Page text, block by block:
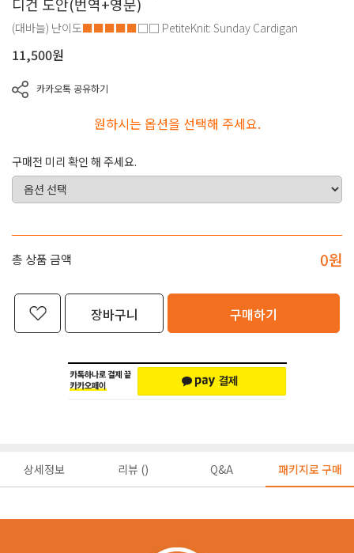
(대바늘) 난이도■■■■■□□ PetiteKnit: Sunday Cardigan
11,500원
카카오톡 공유하기
원하시는 옵션을 선택해 주세요.
구매전 미리 확인 해 주세요.
총 상품 금액 0원
장바구니 구매하기
상세정보 리뷰 () Q&A 패키지로 구매